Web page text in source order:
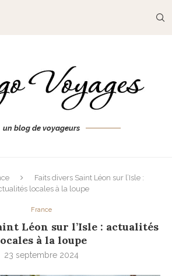
un blog de voyageurs
Faits divers Saint Léon sur l’Isle :
locales à la loupe
France
Léon sur l’Isle : actualités
à la loupe
23 septembre 2024